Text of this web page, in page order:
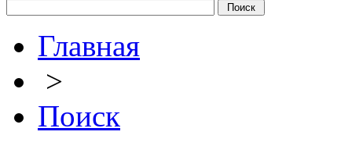
Главная
>
Поиск